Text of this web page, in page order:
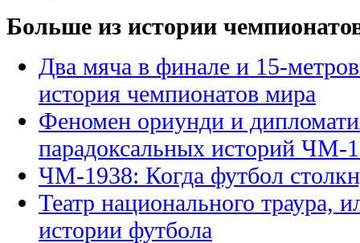
Больше из истории
Два мяча в финале и 15-
история чемпионатов мира
Феномен ориунди и
парадоксальных историй ЧМ-
ЧМ-1938: Когда футбол
Театр национального траура,
истории футбола